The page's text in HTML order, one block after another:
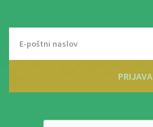
PRIJAVA